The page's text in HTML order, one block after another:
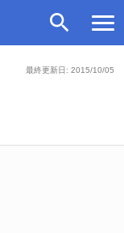
最終更新日: 2015/10/05